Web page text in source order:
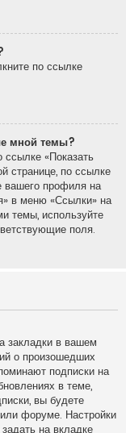
по ссылке
мной темы?
«Показать
странице, по ссылке
вашего профиля на
в меню «Ссылки» на
темы, используйте
поля.
закладки в вашем
о произошедших
подписки на
в теме,
вы будете
форуме. Настройки
на вкладке